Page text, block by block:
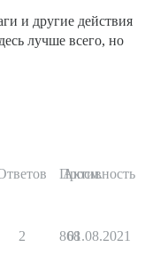
и другие действия
лучше всего, но
Просм.
Активность
2 868
01.08.2021